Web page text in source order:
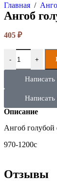
Главная /
Ангоб
405 ₽
- +
Написать
Описание
Ангоб голубой
970-1200с
Отзывы